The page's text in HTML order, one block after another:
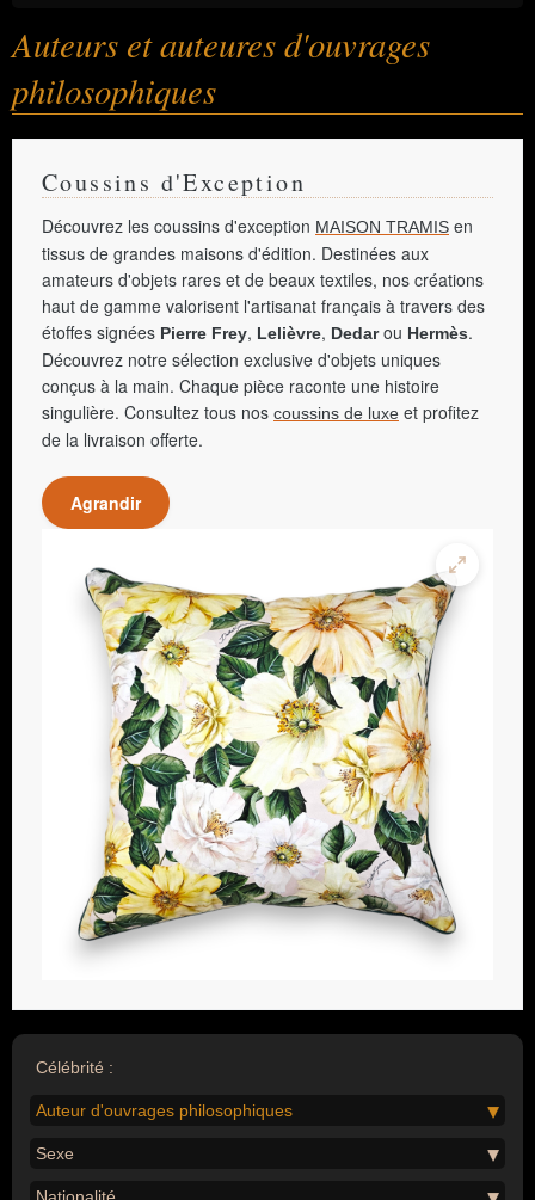
Auteurs et auteures d'ouvrages
philosophiques
Coussins d'Exception
Découvrez les coussins d'exception MAISON TRAMIS en
tissus de grandes maisons d'édition. Destinées aux
amateurs d'objets rares et de beaux textiles, nos créations
haut de gamme valorisent l'artisanat français à travers des
étoffes signées Pierre Frey, Lelièvre, Dedarou Hermès.
Découvrez notre sélection exclusive d'objets uniques
conçus à la main. Chaque pièce raconte une histoire
singulière. Consultez tous nos coussins de luxe et profitez
de la livraison offerte.
Agrandir
Célébrité :
Auteur d'ouvrages philosophiques
Sexe